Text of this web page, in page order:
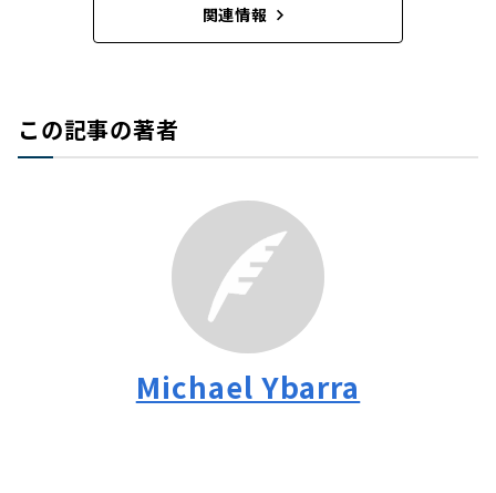
関連情報
この記事の著者
Michael Ybarra